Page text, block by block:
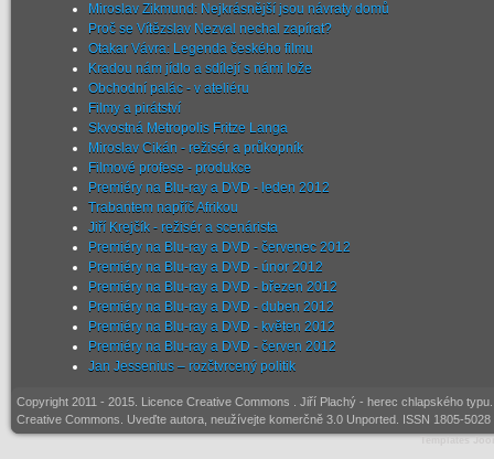
Miroslav Zikmund: Nejkrásnější jsou návraty domů
Proč se Vítězslav Nezval nechal zapírat?
Otakar Vávra: Legenda českého filmu
Kradou nám jídlo a sdílejí s námi lože
Obchodní palác - v ateliéru
Filmy a pirátství
Skvostná Metropolis Fritze Langa
Miroslav Cikán - režisér a průkopník
Filmové profese - produkce
Premiéry na Blu-ray a DVD - leden 2012
Trabantem napříč Afrikou
Jiří Krejčík - režisér a scenárista
Premiéry na Blu-ray a DVD - červenec 2012
Premiéry na Blu-ray a DVD - únor 2012
Premiéry na Blu-ray a DVD - březen 2012
Premiéry na Blu-ray a DVD - duben 2012
Premiéry na Blu-ray a DVD - květen 2012
Premiéry na Blu-ray a DVD - červen 2012
Jan Jessenius – rozčtvrcený politik
Copyright 2011 - 2015. Licence Creative Commons
. Jiří Plachý - herec chlapského
Creative Commons. Uveďte autora, neužívejte komerčně 3.0 Unported. ISSN 1805-
Templates